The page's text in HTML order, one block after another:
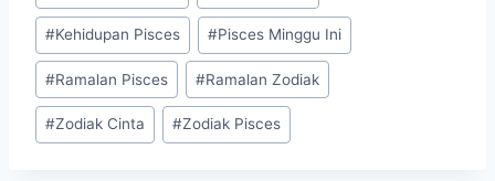
#Kehidupan Pisces #Pisces Minggu Ini
#Ramalan Pisces #Ramalan Zodiak
#Zodiak Cinta #Zodiak Pisces